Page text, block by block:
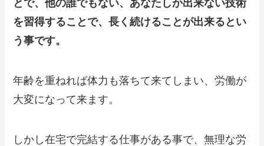
とで、他の誰でもない、あなたしか出来ない技術
を習得することで、長く続けることが出来るとい
う事です。
年齢を重ねれば体力も落ちて来てしまい、労働が
大変になって来ます。
しかし在宅で完結する仕事がある事で、無理な労